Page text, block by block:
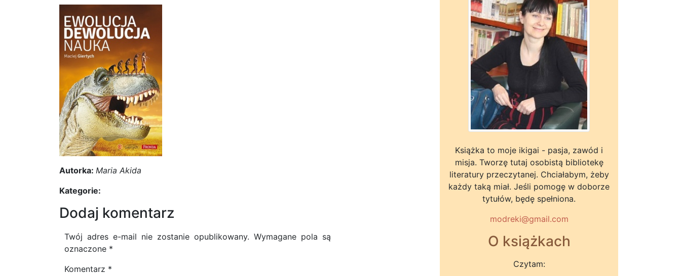
Autorka: Maria Akida
Kategorie:
Dodaj komentarz
Twój adres e-mail nie zostanie opublikowany. Wymagane pola są
oznaczone *
Komentarz *
Książka to moje ikigai - pasja, zawód i
misja. Tworzę tutaj osobistą bibliotekę
literatury przeczytanej. Chciałabym, żeby
każdy taką miał. Jeśli pomogę w doborze
tytułów, będę spełniona.
modreki@gmail.com
O książkach
Czytam: